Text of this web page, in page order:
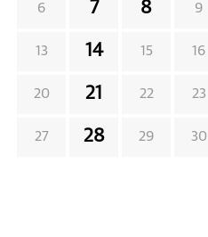
6 7 8 9
13 14 15 16
20 21 22 23
27 28 29 30